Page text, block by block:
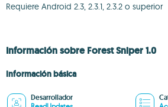
Requiere Android 2.3, 2.3.1, 2.3.2 o superior
Información sobre Forest Sniper 1.0
Información básica
Desarrollador